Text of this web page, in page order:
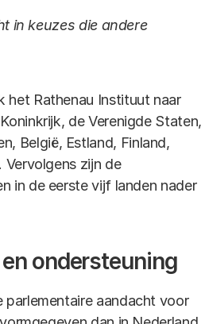
in keuzes die andere
het Rathenau Instituut naar
de Verenigde Staten,
België, Estland, Finland,
Vervolgens zijn de
in de eerste vijf landen nader
ondersteuning
parlementaire aandacht voor